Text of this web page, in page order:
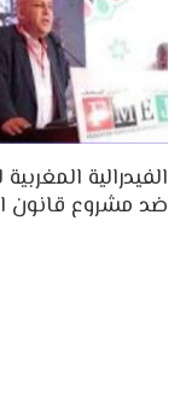
الفيدرالية
ضد مشروع قانون